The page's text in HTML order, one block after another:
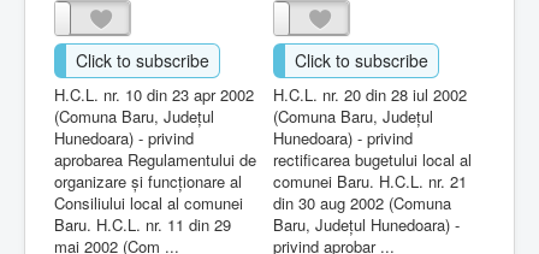
Click to subscribe
H.C.L. nr. 10 din 23 apr 2002
(Comuna Baru, Judeţul
Hunedoara) - privind
aprobarea Regulamentului de
organizare şi funcţionare al
Consiliului local al comunei
Baru. H.C.L. nr. 11 din 29
mai 2002 (Com ...
Click to subscribe
H.C.L. nr. 20 din 28 iul 2002
(Comuna Baru, Judeţul
Hunedoara) - privind
rectificarea bugetului local al
comunei Baru. H.C.L. nr. 21
din 30 aug 2002 (Comuna
Baru, Judeţul Hunedoara) -
privind aprobar ...